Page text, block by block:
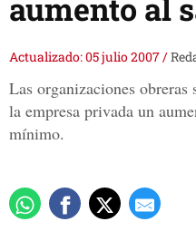
aumento al
Actualizado: 05 julio 2007/
Las organizaciones
la empresa privada un
mínimo.